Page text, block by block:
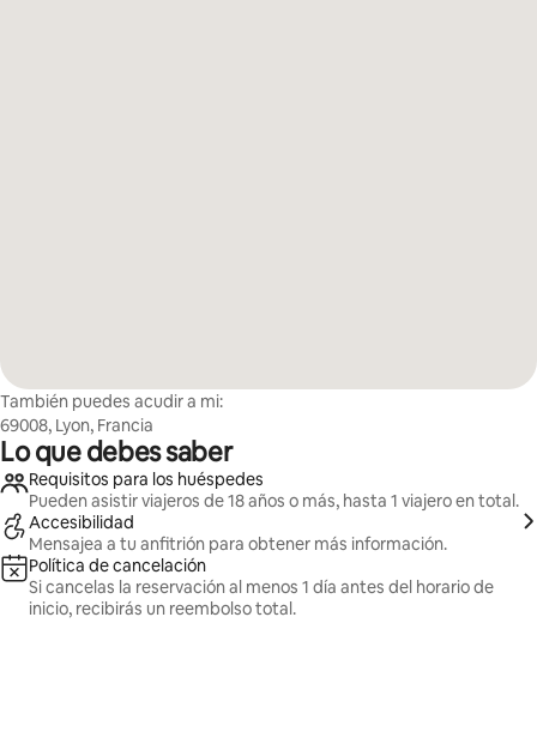
También puedes acudir a mi:
69008, Lyon, Francia
Lo que debes saber
Requisitos para los huéspedes
Pueden asistir viajeros de 18 años o más, hasta 1 viajero en total.
Accesibilidad
Mensajea a tu anfitrión para obtener más información.
Política de cancelación
Si cancelas la reservación al menos 1 día antes del horario de
inicio, recibirás un reembolso total.